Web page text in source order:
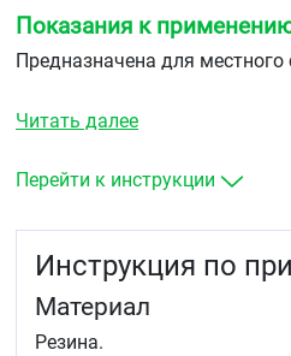
Показания к
Предназначена для местного
Читать далее
Перейти к инструкции
Инструкция по
Материал
Резина.